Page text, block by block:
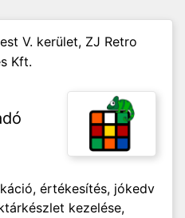
V. kerület, ZJ Retro
Kft.
értékesítés, jókedv
kezelése,